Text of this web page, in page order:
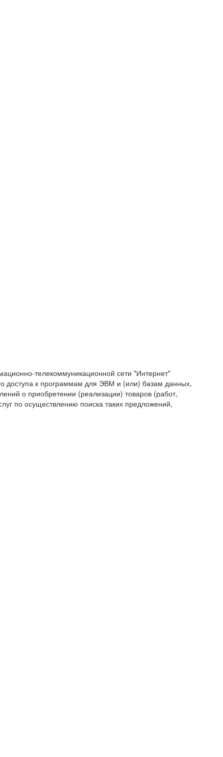
телекоммуникационной сети "Интернет"
доступа к программам для ЭВМ и (или) базам данных,
о приобретении (реализации) товаров (работ,
по осуществлению поиска таких предложений,